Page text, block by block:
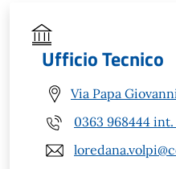
Ufficio Tecnico
Via Papa
0363 968444 int.